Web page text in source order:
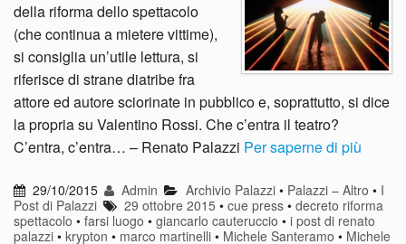
della riforma dello spettacolo
(che continua a mietere vittime),
si consiglia un’utile lettura, si
riferisce di strane diatribe fra
attore ed autore sciorinate in pubblico e, soprattutto, si dice
la propria su Valentino Rossi. Che c’entra il teatro?
C’entra, c’entra… – Renato Palazzi Per saperne di più
29/10/2015 Admin Archivio Palazzi• Palazzi – Altro • I
Post di Palazzi
29 ottobre 2015 •cue press •decreto riforma
spettacolo • farsi luogo • giancarlo cauteruccio • i post di renato
palazzi • krypton • marco martinelli • Michele Santeramo • Michele